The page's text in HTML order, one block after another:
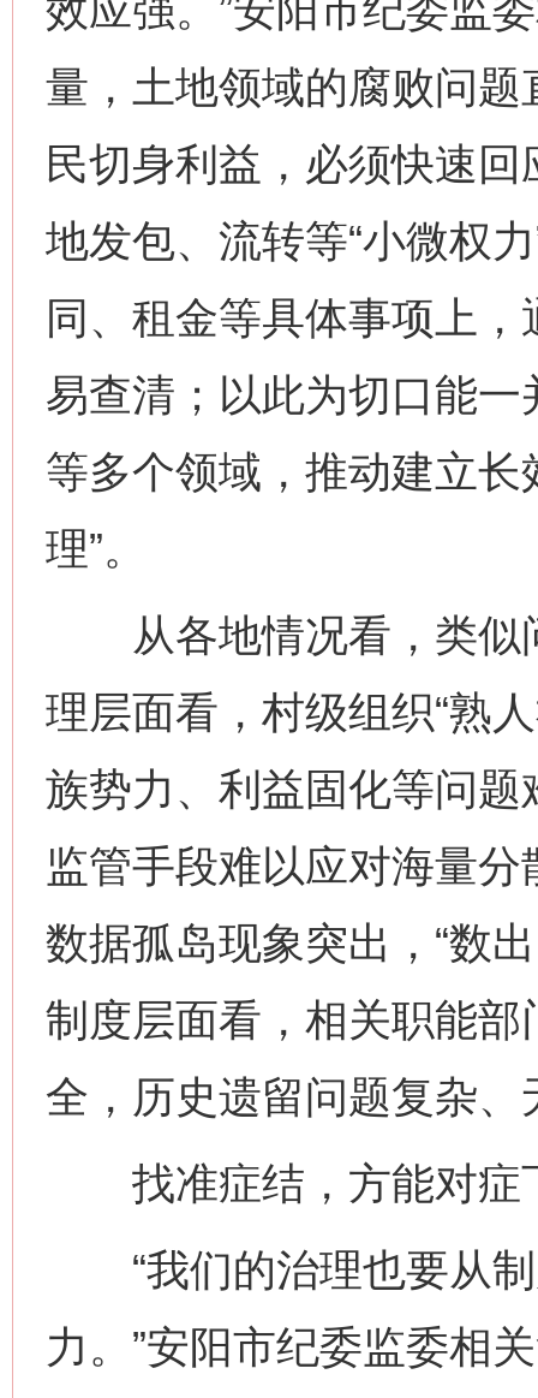
效应强。”安阳市纪委监
量，土地领域的腐败问
民切身利益，必须快速
地发包、流转等“小微权
同、租金等具体事项上
易查清；以此为切口能
等多个领域，推动建立长
理”。
从各地情况看，类似
理层面看，村级组织“熟
族势力、利益固化等问
监管手段难以应对海量
数据孤岛现象突出，“数
制度层面看，相关职能
全，历史遗留问题复杂、
找准症结，方能对症
“我们的治理也要从制
力。”安阳市纪委监委相